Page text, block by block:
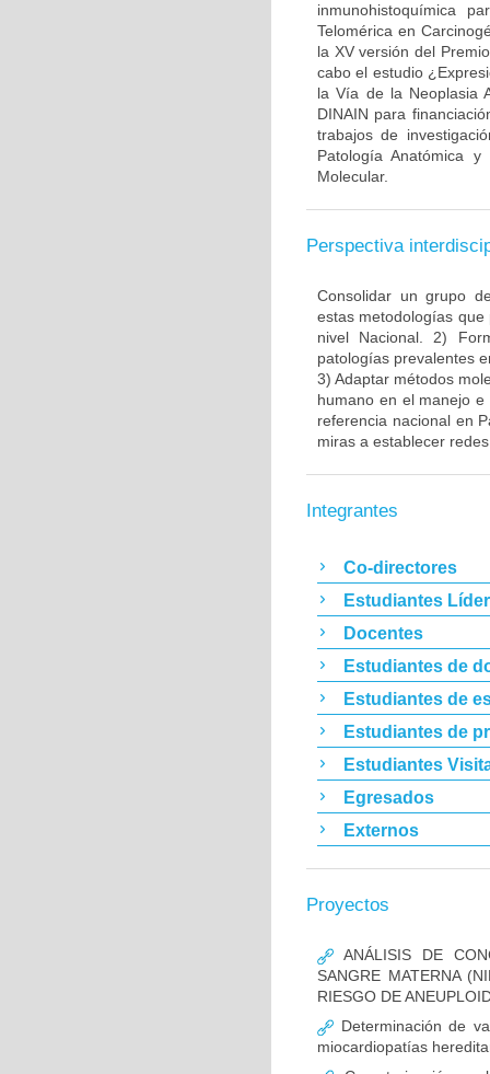
inmunohistoquímica
Telomérica en
la XV versión del
cabo el estudio
la Vía de la Neoplasia
DINAIN para
trabajos de
Patología Anatómica
Molecular.
Perspectiva
Consolidar un grupo
estas metodologías
nivel Nacional. 2)
patologías prevalentes
3) Adaptar métodos
humano en el manejo
referencia nacional en
miras a establecer
Integrantes
Co-directores
Estudiantes
Docentes
Estudiantes de
Estudiantes de
Estudiantes de
Estudiantes
Egresados
Externos
Proyectos
ANÁLISIS DE
SANGRE MATERNA
RIESGO DE
Determinación de
miocardiopatías